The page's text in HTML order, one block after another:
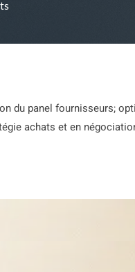
du panel fournisseurs;
achats et en